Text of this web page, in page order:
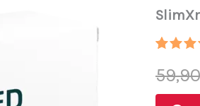
sur 5
basé
sur